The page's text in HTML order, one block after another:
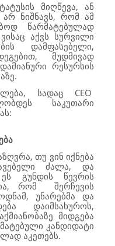
მიღწევა, ან
არ ნიშნავს, რომ ამ
წარმატებულად
აქვს სურვილი
დამფასებელი,
მუდმივად
რესურსის
სადაც CEO
საკუთარი
თუ ვინ იქნება
ძალა, და
გუნდის წევრის
რომ შერჩევის
უნარებმა და
დაიმსახუროს,
მიდგება
კანდიდატი
აკეთებს.